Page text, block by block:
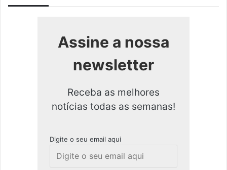
Assine a nossa
newsletter
Receba as melhores
notícias todas as semanas!
Digite o seu email aqui